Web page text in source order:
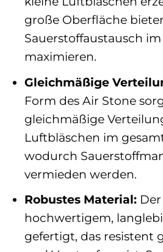
große Oberfläche
Sauerstoffaustausch im
maximieren.
Gleichmäßige
Form des Air Stone
gleichmäßige
Luftbläschen im
wodurch
vermieden werden.
Robustes Material:Der
hochwertigem,
gefertigt, das resistent